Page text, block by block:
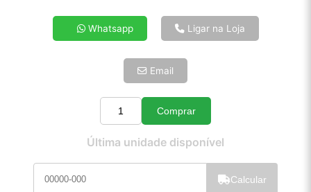
4x de R$ 22,17
5x de R$ 17,97
Whatsapp Ligar na Loja
Email
Quantidade
Comprar
Última unidade disponível
Calcular